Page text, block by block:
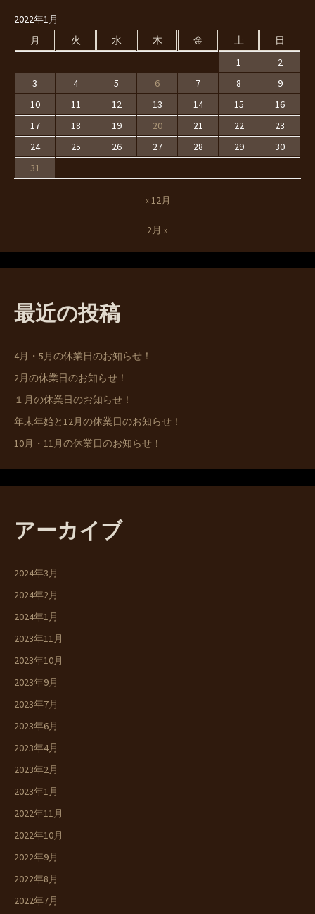
2022年1月
月
火 水 木 金 土
日
1
2
3
4 5 6 7 8
9
10
11 12 13 14 15
16
17
18 19 20 21 22
23
24
25 26 27 28 29
30
31
« 12月
2月 »
最近の投稿
4月・5月の休業日のお知らせ！
2月の休業日のお知らせ！
１月の休業日のお知らせ！
年末年始と12月の休業日のお知らせ！
10月・11月の休業日のお知らせ！
アーカイブ
2024年3月
2024年2月
2024年1月
2023年11月
2023年10月
2023年9月
2023年7月
2023年6月
2023年4月
2023年2月
2023年1月
2022年11月
2022年10月
2022年9月
2022年8月
2022年7月